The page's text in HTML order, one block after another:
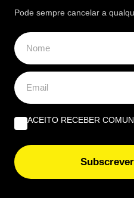
Algarve continuam a
Pode sempre cancelar a
ACEITO RECEBER